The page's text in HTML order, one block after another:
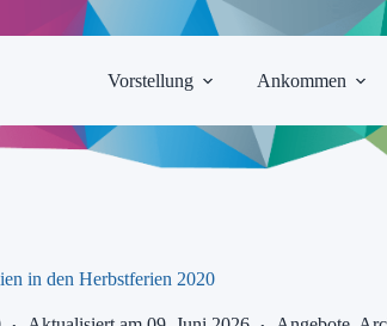
Vorstellung
Ankommen
in den Herbstferien 2020